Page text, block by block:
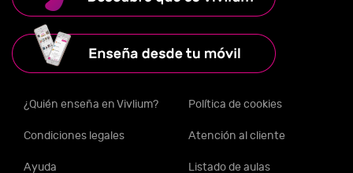
¿Quién enseña en Vivlium? Política de cookies
Condiciones legales Atención al cliente
Ayuda Listado de aulas